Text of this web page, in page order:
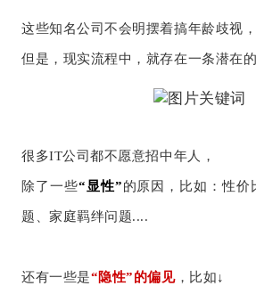
这些知名公司不会明摆着搞年龄歧视，
但是，现实流程中，就存在一条潜在的
很多IT公司都不愿意招中年人，
除了一些“显性”的原因，比如：性价
题、家庭羁绊问题....
还有一些是“隐性”的偏见，比如↓